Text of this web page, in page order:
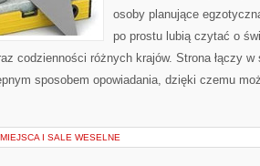
osoby planujące
po prostu lubią czytać o
codzienności różnych krajów. Strona łączy
sposobem opowiadania, dzięki czemu
MIEJSCA I SALE WESELNE